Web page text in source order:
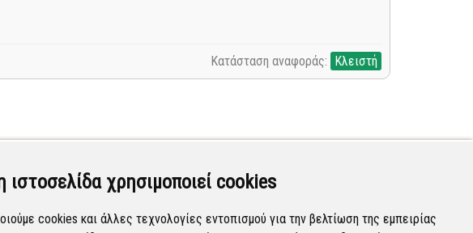
ιστοσελίδα χρησιμοποιεί cookies
cookies και άλλες τεχνολογίες εντοπισμού για την βελτίωση της εμπειρίας
Κατάσταση αναφοράς: Κλειστή